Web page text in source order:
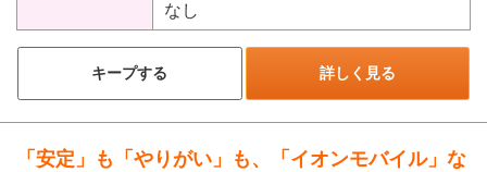
なし
キープする 詳しく見る
「安定」も「やりがい」も、「イオンモバイル」な